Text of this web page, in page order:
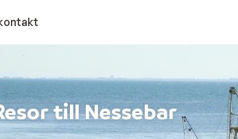
till Nessebar